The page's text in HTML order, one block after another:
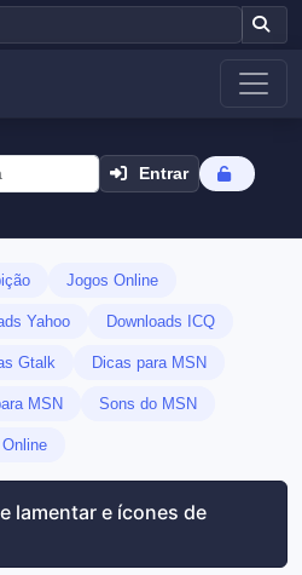
Entrar
Jogos Online
Yahoo Downloads ICQ
Gtalk Dicas para MSN
MSN Sons do MSN
lamentar e ícones de